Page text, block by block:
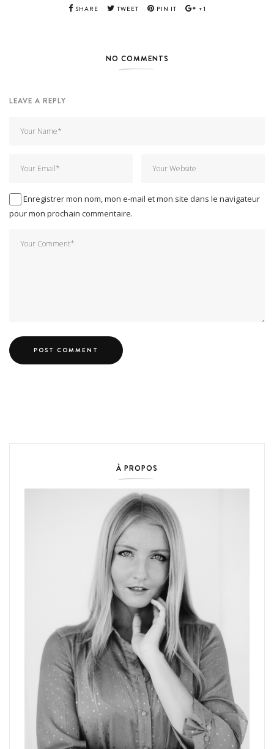
SHARE TWEET PIN IT +1
NO COMMENTS
LEAVE A REPLY
Enregistrer mon nom, mon e-mail et mon site dans le navigateur
pour mon prochain commentaire.
À PROPOS